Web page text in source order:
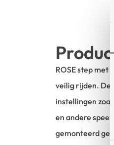
ROSE step met
veilig rijden. De
instellingen
en andere
gemonteerd